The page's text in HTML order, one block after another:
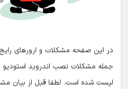
در این صفحه مشکلات و ارورهای رایج
جمله مشکلات نصب اندروید
لیست شده است. لطفا قبل از بیان